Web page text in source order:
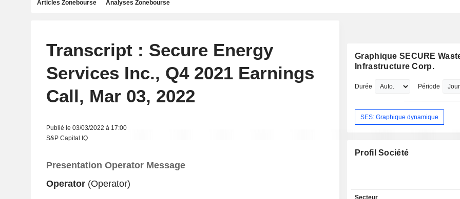
Articles Zonebourse Analyses Zonebourse
Transcript : Secure Energy
Services Inc., Q4 2021 Earnings
Call, Mar 03, 2022
Publié le 03/03/2022 à 17:00
S&P Capital IQ
Presentation Operator Message
Operator(Operator)
Graphique SECURE
Infrastructure Corp.
Durée Période
SES: Graphique dynamique
Profil Société
Secteur